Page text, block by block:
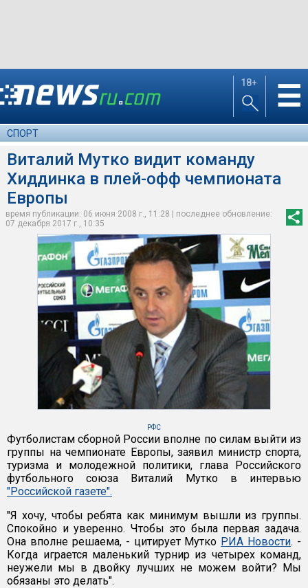
18+ ☰
СПОРТ
Виталий Мутко видит команду
Хиддинка в плей-офф чемпионата
Европы
время публикации: 06 июня 2008 г., 11:28 | последнее обновление:
07 декабря 2017 г., 10:35
РФС
Футболистам сборной России вполне по силам выйти из
группы на чемпионате Европы, заявил министр спорта,
туризма и молодежной политики, глава Российского
футбольного союза Виталий Мутко в интервью
"Российской газете".
"Я хочу, чтобы ребята как минимум вышли из группы.
Спокойно и уверенно. Чтобы это была первая задача.
Она вполне решаема, - цитирует Мутко РИА Новости. -
Когда играется маленький турнир из четырех команд,
неужели мы в двойку лучших не можем войти? Мы
обязаны это делать".